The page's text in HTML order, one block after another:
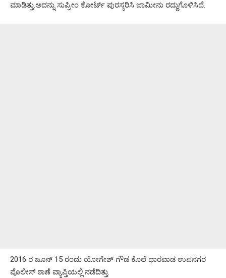
ಮಾಡಿತ್ತು.ಅದನ್ನು ಸುಪ್ರೀಂ ಕೋರ್ಟ್ ಪುರಸ್ಕರಿಸಿ ಜಾಮೀನು ರದ್ದುಗೊಳಿಸಿದೆ.
2016 ರ ಜೂನ್‌ 15 ರಂದು ಯೋಗೇಶ್‌ ಗೌಡ ಕೊಲೆ ಧಾರವಾಡ ಉಪನಗರ
ಪೊಲೀಸ್‌ ಠಾಣೆ ವ್ಯಾಪ್ತಿಯಲ್ಲಿ ನಡೆದಿತ್ತು.